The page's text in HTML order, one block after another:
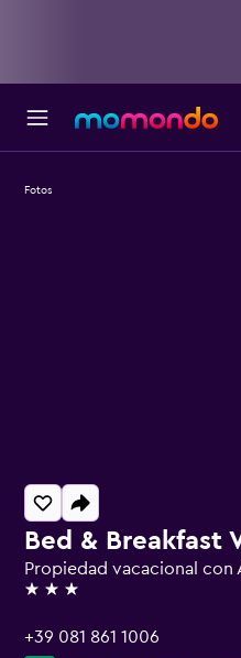
Bed & Breakfast
Propiedad vacacional con
3 estrellas
+39 081 861 1006
Fotos